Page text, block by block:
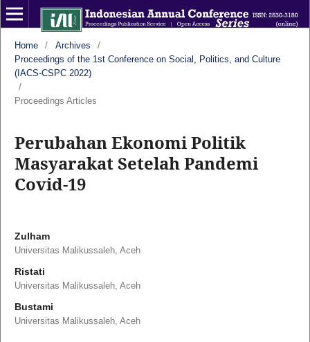
Home / Archives
/
Proceedings of the 1st Conference on Social, Politics, and Culture
(IACS-CSPC 2022)
/
Proceedings Articles
Perubahan Ekonomi Politik
Masyarakat Setelah Pandemi
Covid-19
Zulham
Universitas Malikussaleh, Aceh
Ristati
Universitas Malikussaleh, Aceh
Bustami
Universitas Malikussaleh, Aceh